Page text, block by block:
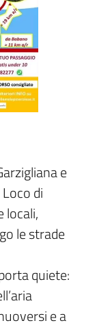
e
di
locali,
le strade
quiete:
e a